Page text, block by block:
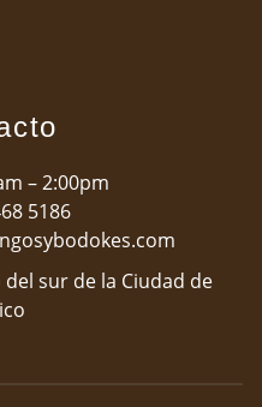
– 2:00pm
5186
sur de la Ciudad de